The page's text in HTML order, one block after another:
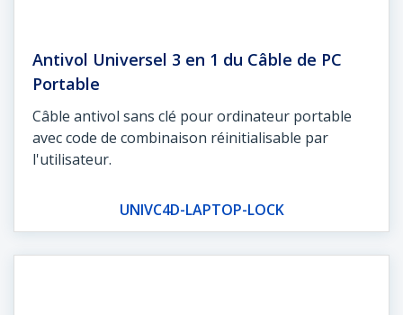
Antivol Universel 3 en 1 du Câble de PC
Portable
Câble antivol sans clé pour ordinateur portable
avec code de combinaison réinitialisable par
l'utilisateur.
UNIVC4D-LAPTOP-LOCK